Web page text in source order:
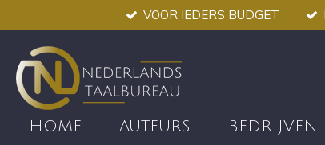
direct
naar
de
hoofdinhoud
VOOR IEDERS BUDGET
HOME AUTEURS BEDRIJVEN